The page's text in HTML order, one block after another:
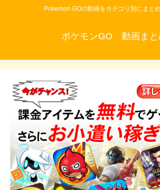
Pokemon GOの動画をカテゴリ別にまとめ
ポケモンGO 動画まと